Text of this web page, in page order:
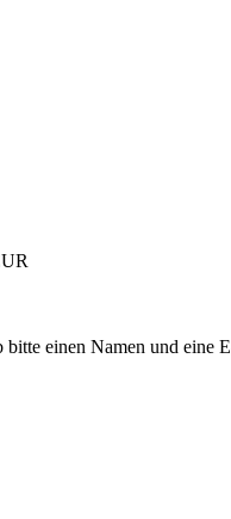
bitte einen Namen und eine